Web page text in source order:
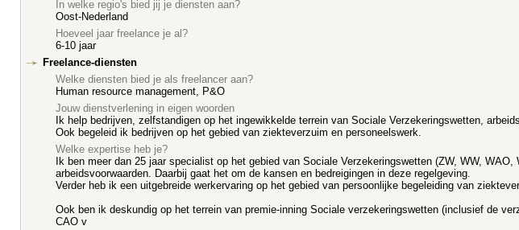
In welke regio's bied jij je diensten aan?
Oost-Nederland
Hoeveel jaar freelance je al?
6-10 jaar
Freelance-diensten
Welke diensten bied je als freelancer aan?
Human resource management, P&O
Jouw dienstverlening in eigen woorden
Ik help bedrijven, zelfstandigen op het ingewikkelde terrein van Sociale Verzekeringswetten,
Ook begeleid ik bedrijven op het gebied van ziekteverzuim en personeelswerk.
Welke expertise heb je?
Ik ben meer dan 25 jaar specialist op het gebied van Sociale Verzekeringswetten (ZW, WW,
arbeidsvoorwaarden. Daarbij gaat het om de kansen en bedreigingen in deze regelgeving.
Verder heb ik een uitgebreide werkervaring op het gebied van persoonlijke begeleiding van
Ook ben ik deskundig op het terrein van premie-inning Sociale verzekeringswetten (inclusief de
CAO v